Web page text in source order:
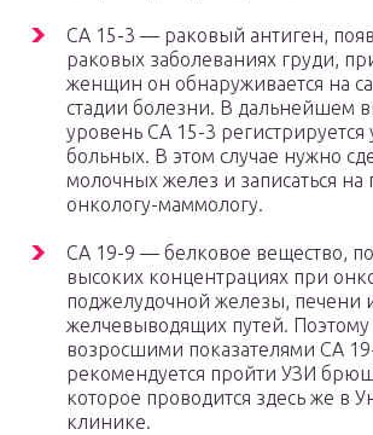
СА 15-3 — раковый антиген,
раковых заболеваниях груди,
женщин он обнаруживается на
стадии болезни. В дальнейшем
уровень СА 15-3 регистрируется
больных. В этом случае нужно
молочных желез и записаться на
онкологу-маммологу.
CA 19-9 — белковое вещество,
высоких концентрациях при
поджелудочной железы, печени
желчевыводящих путей. Поэтому
возросшими показателями CA
рекомендуется пройти УЗИ
которое проводится здесь же в
клинике.